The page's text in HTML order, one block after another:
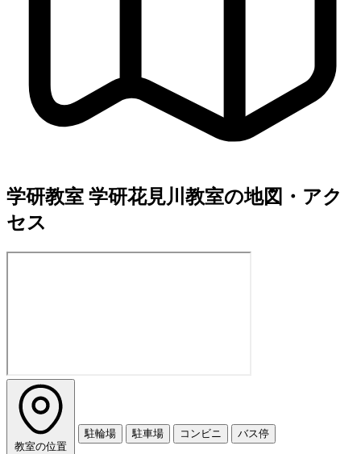
学研教室 学研花見川教室の地図・アク
セス
教室の位置
駐輪場 駐車場 コンビニ バス停